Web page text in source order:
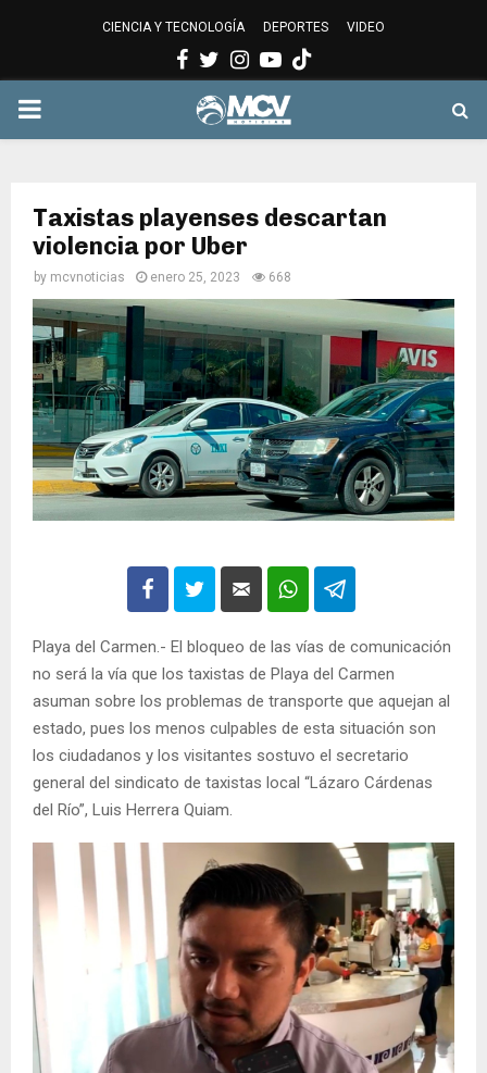
CIENCIA Y TECNOLOGÍA DEPORTES VIDEO
Facebook
Twitter
Instagram
Youtube
PRIMARY
Taxistas playenses descartan
violencia por Uber
by mcvnoticias enero 25, 2023 668
Playa del Carmen.- El bloqueo de las vías de comunicación
no será la vía que los taxistas de Playa del Carmen
asuman sobre los problemas de transporte que aquejan al
estado, pues los menos culpables de esta situación son
los ciudadanos y los visitantes sostuvo el secretario
general del sindicato de taxistas local “Lázaro Cárdenas
del Río”, Luis Herrera Quiam.